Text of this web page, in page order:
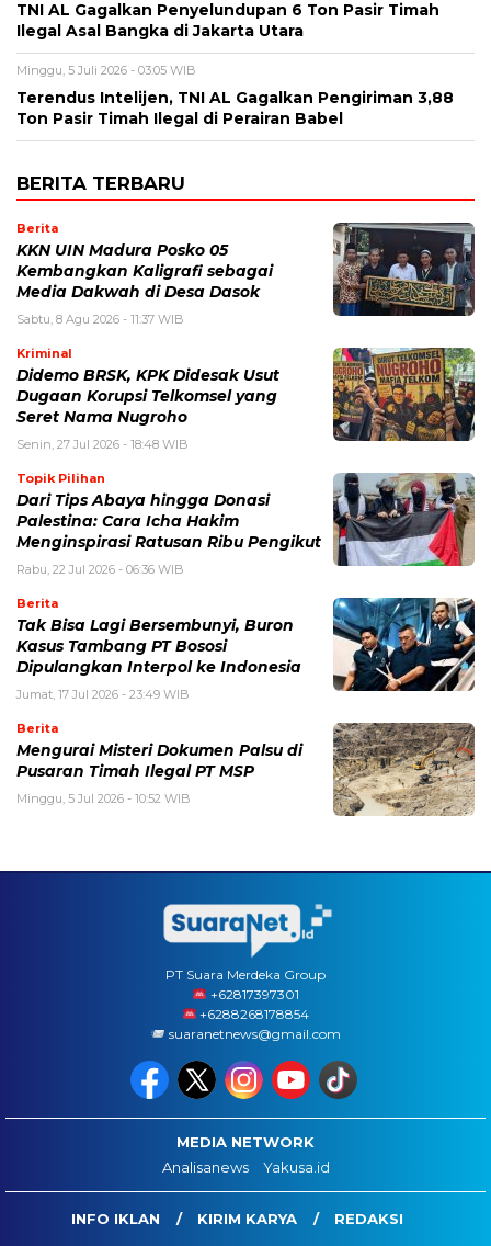
TNI AL Gagalkan Penyelundupan 6 Ton Pasir Timah
Ilegal Asal Bangka di Jakarta Utara
Minggu, 5 Juli 2026 - 03:05 WIB
Terendus Intelijen, TNI AL Gagalkan Pengiriman 3,88
Ton Pasir Timah Ilegal di Perairan Babel
BERITA TERBARU
Berita
KKN UIN Madura Posko 05
Kembangkan Kaligrafi sebagai
Media Dakwah di Desa Dasok
Sabtu, 8 Agu 2026 - 11:37 WIB
Kriminal
Didemo BRSK, KPK Didesak Usut
Dugaan Korupsi Telkomsel yang
Seret Nama Nugroho
Senin, 27 Jul 2026 - 18:48 WIB
Topik Pilihan
Dari Tips Abaya hingga Donasi
Palestina: Cara Icha Hakim
Menginspirasi Ratusan Ribu Pengikut
Rabu, 22 Jul 2026 - 06:36 WIB
Berita
Tak Bisa Lagi Bersembunyi, Buron
Kasus Tambang PT Bososi
Dipulangkan Interpol ke Indonesia
Jumat, 17 Jul 2026 - 23:49 WIB
Berita
Mengurai Misteri Dokumen Palsu di
Pusaran Timah Ilegal PT MSP
Minggu, 5 Jul 2026 - 10:52 WIB
PT Suara Merdeka Group
‪+62817397301
+6288268178854
suaranetnews@gmail.com
MEDIA NETWORK
Analisanews
Yakusa.id
INFO IKLAN KIRIM KARYA REDAKSI